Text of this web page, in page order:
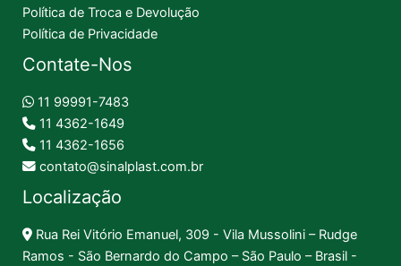
Política de Troca e Devolução
Política de Privacidade
Contate-Nos
11 99991-7483
11 4362-1649
11 4362-1656
contato@sinalplast.com.br
Localização
Rua Rei Vitório Emanuel, 309 - Vila Mussolini – Rudge
Ramos - São Bernardo do Campo – São Paulo – Brasil -